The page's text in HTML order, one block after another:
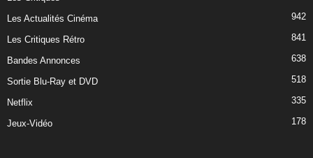
Les Actualités Cinéma 942
Les Critiques Rétro 841
Bandes Annonces 638
Sortie Blu-Ray et DVD 518
Netflix 335
Jeux-Vidéo 178